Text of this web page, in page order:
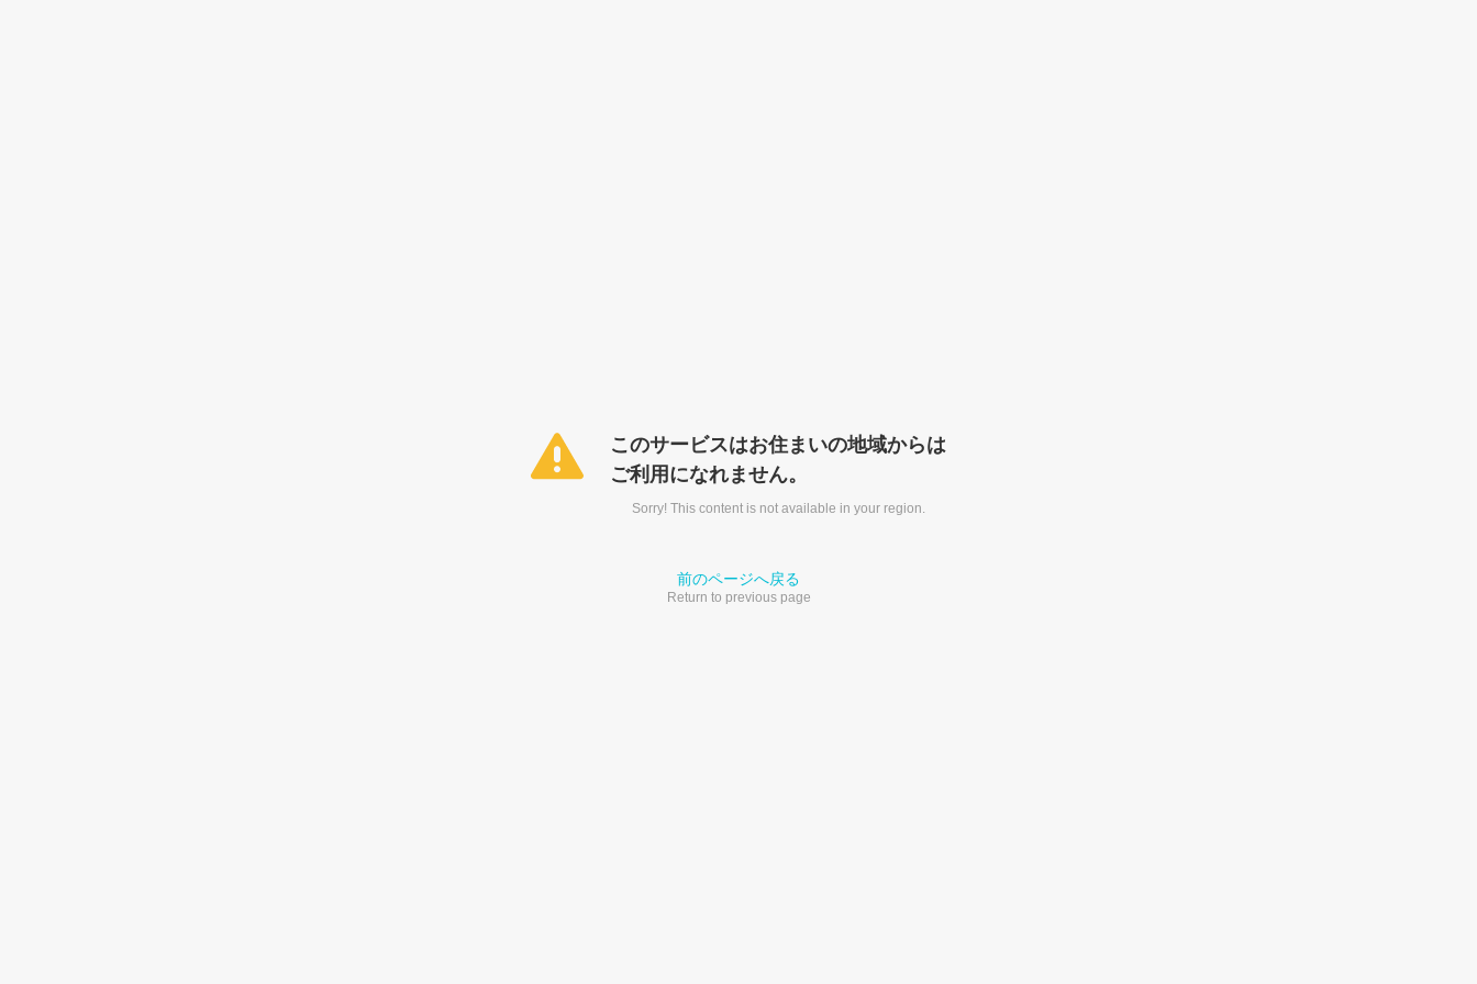
このサービスはお住まいの地域からは
ご利用になれません。
Sorry! This content is not available in your region.
前のページへ戻る
Return to previous page